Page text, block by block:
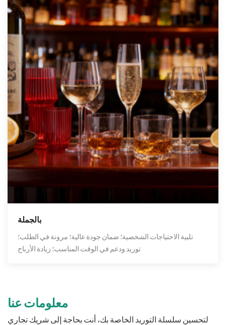
بالجملة
تلبية الاحتياجات الشخصية؛ ضمان جودة عالية؛ مرونة في الطلب؛
توريد ودعم في الوقت المناسب؛ زيادة الأرباح
معلومات عنا
لتحسين سلسلة التوريد الخاصة بك، أنت بحاجة إلى شريك تجاري